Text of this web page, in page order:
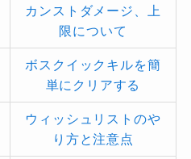
カンストダメージ、上
限について
ボスクイックキルを簡
単にクリアする
ウィッシュリストのや
り方と注意点